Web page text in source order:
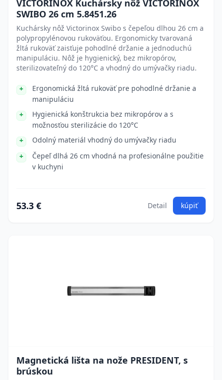
VICTORINOX Kuchársky nôž VICTORINOX
SWIBO 26 cm 5.8451.26
Kuchársky nôž Victorinox Swibo s čepeľou dlhou 26 cm a
polypropylénovou rukoväťou. Ergonomicky tvarovaná
žltá rukoväť zaisťuje pohodlné držanie a jednoduchú
manipuláciu. Nôž je hygienický, bez mikropórov,
sterilizovateľný do 120°C a vhodný do umývačky riadu.
Ergonomická žltá rukoväť pre pohodlné držanie a
manipuláciu
Hygienická konštrukcia bez mikropórov a s
možnosťou sterilizácie do 120°C
Odolný materiál vhodný do umývačky riadu
Čepeľ dlhá 26 cm vhodná na profesionálne použitie
v kuchyni
53.3 € Detail kúpiť
Magnetická lišta na nože PRESIDENT, s
brúskou